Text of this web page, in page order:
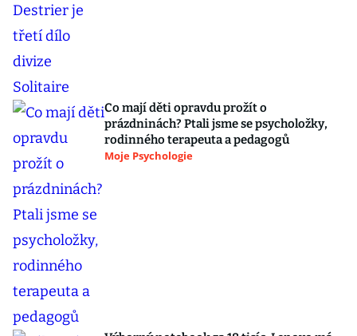
Co mají děti opravdu prožít o
prázdninách? Ptali jsme se psycholožky,
rodinného terapeuta a pedagogů
Moje Psychologie